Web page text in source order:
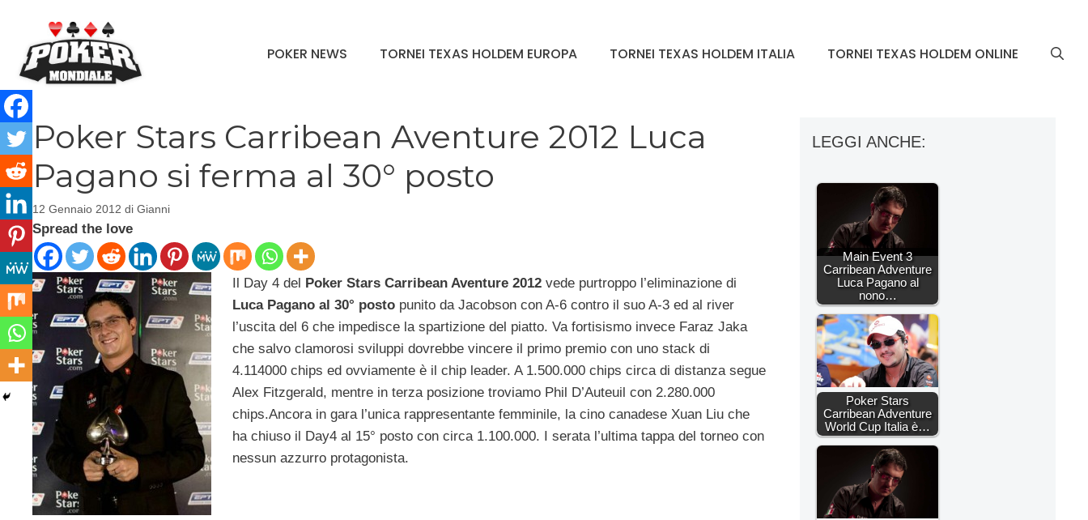
contenuto
POKER NEWS TORNEI TEXAS HOLDEM EUROPA TORNEI TEXAS HOLDEM ITALIA TORNEI TEXAS HOLDEM ONLINE
Poker Stars Carribean Aventure 2012 Luca
Pagano si ferma al 30° posto
12 Gennaio 2012 di Gianni
Spread the love
Il Day 4 del Poker Stars Carribean Aventure 2012vede purtroppo l’eliminazione di
Luca Pagano al 30° postopunito da Jacobson con A-6 contro il suo A-3 ed al river
l’uscita del 6 che impedisce la spartizione del piatto. Va fortisismo invece Faraz Jaka
che salvo clamorosi sviluppi dovrebbe vincere il primo premio con uno stack di
4.114000 chips ed ovviamente è il chip leader. A 1.500.000 chips circa di distanza segue
Alex Fitzgerald, mentre in terza posizione troviamo Phil D’Auteuil con 2.280.000
chips.Ancora in gara l’unica rappresentante femminile, la cino canadese Xuan Liu che
ha chiuso il Day4 al 15° posto con circa 1.100.000. I serata l’ultima tappa del torneo con
nessun azzurro protagonista.
LEGGI ANCHE:
Main Event 3
Carribean Adventure
Luca Pagano al
nono…
Poker Stars
Carribean Adventure
World Cup Italia è…